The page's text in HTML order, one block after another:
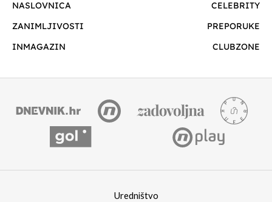
NASLOVNICA
CELEBRITY
ZANIMLJIVOSTI
PREPORUKE
INMAGAZIN
CLUBZONE
Uredništvo